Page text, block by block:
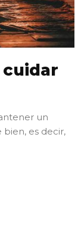
un
bien, es decir,